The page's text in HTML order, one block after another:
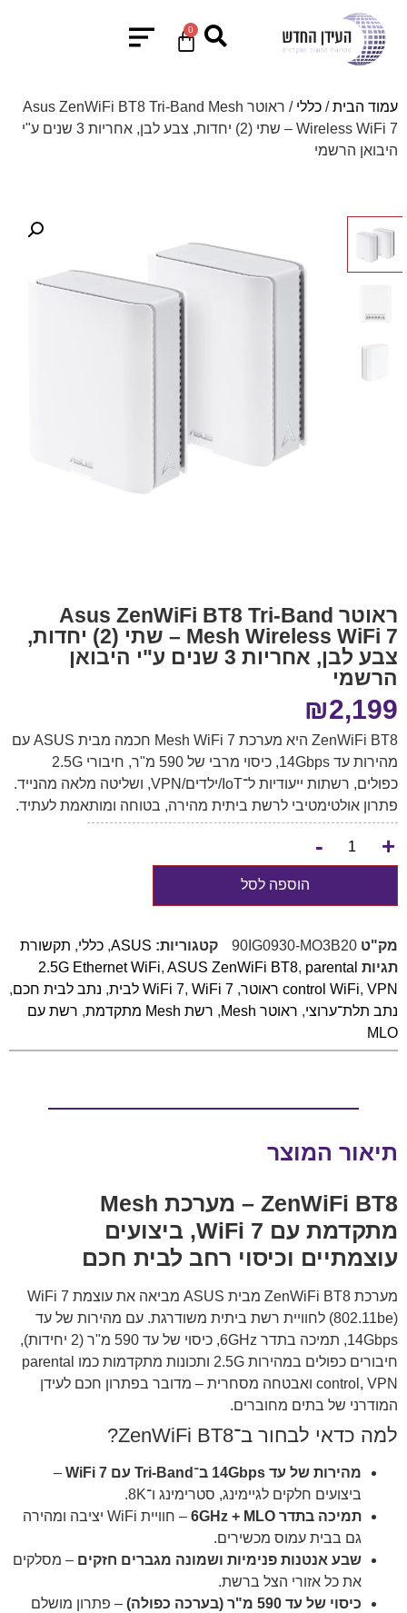
0
עמוד הבית/ כללי
/ ראוטר Asus ZenWiFi BT8 Tri-Band Mesh
Wireless WiFi 7 – שתי (2) יחדות, צבע לבן, אחריות 3 שנים ע"י
היבואן הרשמי
ראוטר Asus ZenWiFi BT8 Tri-Band
Mesh Wireless WiFi 7 – שתי (2) יחדות,
צבע לבן, אחריות 3 שנים ע"י היבואן
הרשמי
₪2,199
ZenWiFi BT8 היא מערכת Mesh WiFi 7 חכמה מבית ASUS עם
מהירות עד 14Gbps, כיסוי מרבי של 590 מ"ר, חיבורי 2.5G
כפולים, רשתות ייעודיות ל־IoT/ילדים/VPN, ושליטה מלאה מהנייד.
פתרון אולטימטיבי לרשת ביתית מהירה, בטוחה ומותאמת לעתיד.
+
-
הוספה לסל
מק"ט 90IG0930-MO3B20 קטגוריות: ASUS
, כללי, תקשורת
תגיות
2.5G Ethernet WiFi, ASUS ZenWiFi BT8, parental
control WiFi, VPN ראוטר ,
WiFi 7, WiFi 7 לבית , נתב לבית חכם,
נתב תלת־ערוצי, ראוטר Mesh , רשת Mesh מתקדמת , רשת עם
MLO
תיאור המוצר
ZenWiFi BT8 – מערכת Mesh
מתקדמת עם WiFi 7, ביצועים
עוצמתיים וכיסוי רחב לבית חכם
מערכת ZenWiFi BT8 מבית ASUS מביאה את עוצמת WiFi 7
(802.11be) לחוויית רשת ביתית משודרגת. עם מהירות של עד
14Gbps, תמיכה בתדר 6GHz, כיסוי של עד 590 מ"ר (2 יחידות),
חיבורים כפולים במהירות 2.5G ותכונות מתקדמות כמו parental
control, VPN ואבטחה מסחרית – מדובר בפתרון חכם לעידן
המודרני של בתים מחוברים.
למה כדאי לבחור ב־ZenWiFi BT8?
מהירות של עד 14Gbps ב־Tri-Band עם WiFi 7
–
ביצועים חלקים לגיימינג, סטרימינג ו־8K.
תמיכה בתדר 6GHz + MLO
– חוויית WiFi יציבה ומהירה
גם בבית עמוס מכשירים.
שבע אנטנות פנימיות ושמונה מגברים חזקים – מסלקים
את כל אזורי הצל ברשת.
כיסוי של עד 590 מ"ר (בערכה כפולה)
– פתרון מושלם